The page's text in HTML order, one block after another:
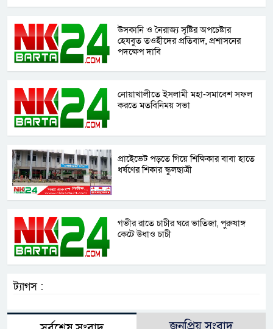
উসকানি ও নৈরাজ্য সৃষ্টির অপচেষ্টার
হেযবুত তওহীদের প্রতিবাদ, প্রশাসনের
পদক্ষেপ দাবি
নোয়াখালীতে ইসলামী মহা-সমাবেশ সফল
করতে মতবিনিময় সভা
প্রাইেভেট পড়তে গিয়ে শিক্ষিকার বাবা হাতে
ধর্ষণের শিকার স্কুলছাত্রী
গভীর রাতে চাচীর ঘরে ভাতিজা, পুরুষাঙ্গ
কেটে উধাও চাচী
ট্যাগস :